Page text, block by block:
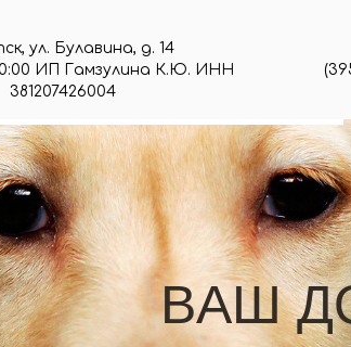
ул. Булавина, д. 14
ИП Гамзулина К.Ю. ИНН
381207426004
ВАШ Д